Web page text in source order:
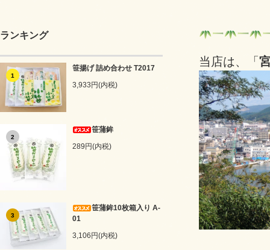
ランキング
1
笹揚げ 詰め合わせ T2017
3,933円(内税)
2
笹蒲鉾
289円(内税)
3
笹蒲鉾10枚箱入り A-
01
3,106円(内税)
当店は、「